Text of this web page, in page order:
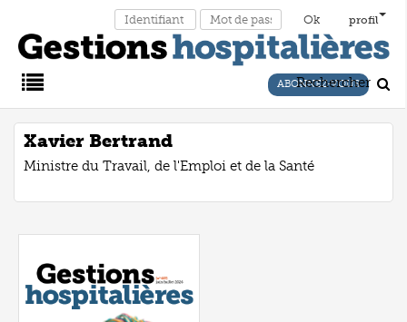
profil
Main
Menu
ABONNEZ-VOUS
Rechercher
Xavier Bertrand
Ministre du Travail, de l'Emploi et de la Santé